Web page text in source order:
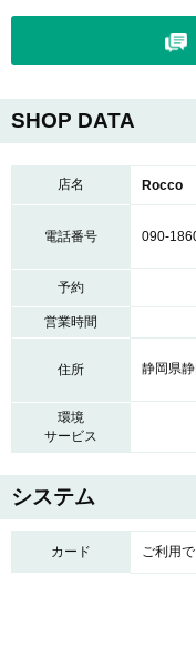
SHOP DATA
店名 Rocco
電話番号 090-
予約
営業時間
住所 静岡県
環境
サービス
システム
カード ご利用で